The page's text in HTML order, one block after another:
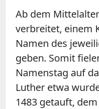
Ab dem
verbreitet, einem
Namen des
geben. Somit
Namenstag auf
Luther etwa
1483 getauft,